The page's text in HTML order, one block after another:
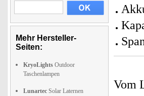
Mehr Hersteller-
Seiten:
KryoLights Outdoor
Taschenlampen
Lunartec Solar Laternen
Vom